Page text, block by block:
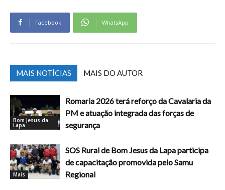
Facebook WhatsApp
MAIS NOTÍCIAS MAIS DO AUTOR
Bom Jesus da
Lapa
Romaria 2026 terá reforço da Cavalaria da
PM e atuação integrada das forças de
segurança
Mais
SOS Rural de Bom Jesus da Lapa participa
de capacitação promovida pelo Samu
Regional